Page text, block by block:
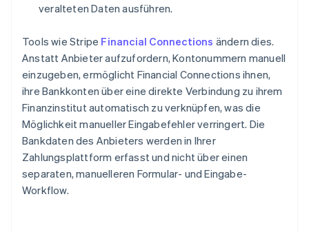
veralteten Daten ausführen.
Tools wie Stripe Financial Connections ändern dies.
Anstatt Anbieter aufzufordern, Kontonummern manuell
einzugeben, ermöglicht Financial Connections ihnen,
ihre Bankkonten über eine direkte Verbindung zu ihrem
Finanzinstitut automatisch zu verknüpfen, was die
Möglichkeit manueller Eingabefehler verringert. Die
Bankdaten des Anbieters werden in Ihrer
Zahlungsplattform erfasst und nicht über einen
separaten, manuelleren Formular- und Eingabe-
Workflow.